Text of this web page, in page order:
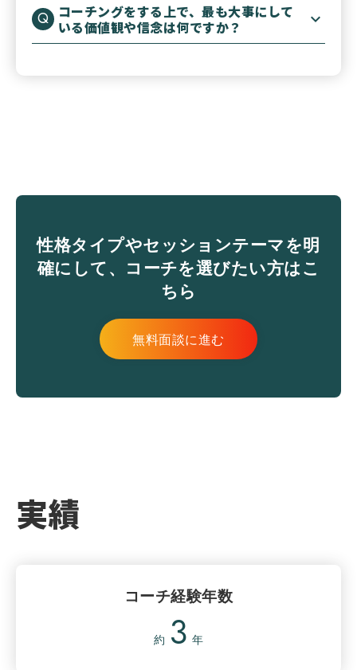
コーチングをする上で、最も大事にして
いる価値観や信念は何ですか？
性格タイプやセッションテーマを明
確にして、コーチを選びたい方はこ
ちら
無料面談に進む
実績
コーチ経験年数
約 3 年